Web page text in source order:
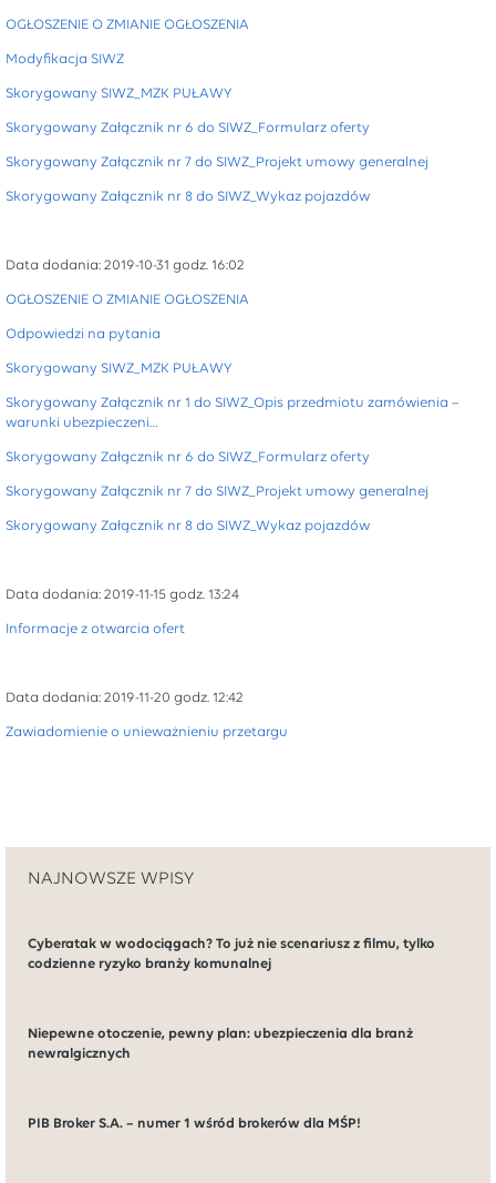
OGŁOSZENIE O ZMIANIE OGŁOSZENIA
Modyfikacja SIWZ
Skorygowany SIWZ_MZK PUŁAWY
Skorygowany Załącznik nr 6 do SIWZ_Formularz oferty
Skorygowany Załącznik nr 7 do SIWZ_Projekt umowy generalnej
Skorygowany Załącznik nr 8 do SIWZ_Wykaz pojazdów
Data dodania: 2019-10-31 godz. 16:02
OGŁOSZENIE O ZMIANIE OGŁOSZENIA
Odpowiedzi na pytania
Skorygowany SIWZ_MZK PUŁAWY
Skorygowany Załącznik nr 1 do SIWZ_Opis przedmiotu zamówienia –
warunki ubezpieczeni…
Skorygowany Załącznik nr 6 do SIWZ_Formularz oferty
Skorygowany Załącznik nr 7 do SIWZ_Projekt umowy generalnej
Skorygowany Załącznik nr 8 do SIWZ_Wykaz pojazdów
Data dodania: 2019-11-15 godz. 13:24
Informacje z otwarcia ofert
Data dodania: 2019-11-20 godz. 12:42
Zawiadomienie o unieważnieniu przetargu
NAJNOWSZE WPISY
Cyberatak w wodociągach? To już nie scenariusz z filmu, tylko
codzienne ryzyko branży komunalnej
Niepewne otoczenie, pewny plan: ubezpieczenia dla branż
newralgicznych
PIB Broker S.A. – numer 1 wśród brokerów dla MŚP!